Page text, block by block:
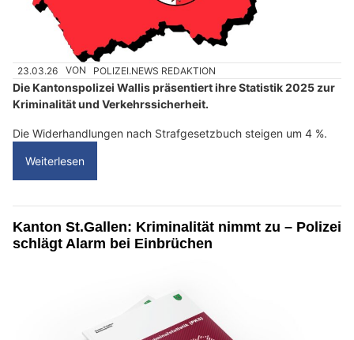
23.03.26 VON POLIZEI.NEWS REDAKTION
Die Kantonspolizei Wallis präsentiert ihre Statistik 2025 zur
Kriminalität und Verkehrssicherheit.
Die Widerhandlungen nach Strafgesetzbuch steigen um 4 %.
Weiterlesen
Kanton St.Gallen: Kriminalität nimmt zu – Polizei
schlägt Alarm bei Einbrüchen